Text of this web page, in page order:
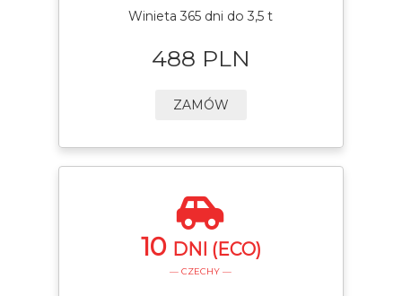
Winieta 365 dni do 3,5 t
488 PLN
ZAMÓW
10 DNI (ECO)
— CZECHY —